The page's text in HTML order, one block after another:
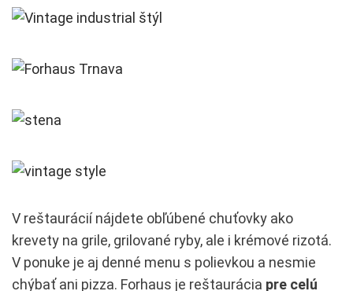
V reštaurácií nájdete obľúbené chuťovky ako
krevety na grile, grilované ryby, ale i krémové rizotá.
V ponuke je aj denné menu s polievkou a nesmie
chýbať ani pizza. Forhaus je reštaurácia pre celú